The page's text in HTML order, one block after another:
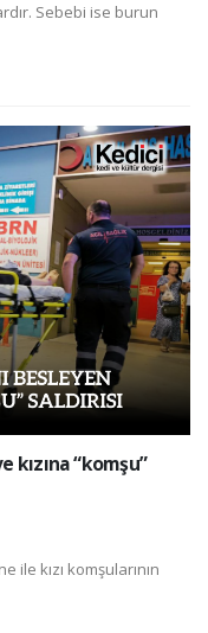
Sebebi ise burun
kızına “komşu”
kızı komşularının